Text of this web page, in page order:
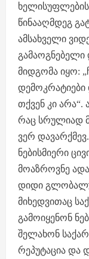
წინააღმდეგ
ამსახველი
მიდგომა იყო:
დემოკრატიები
თქვენ კი არა“.
რაც სრულიად
ვერ
ნებისმიერი
მოაზროვნე
დიდი
მიხედვითაც
გამოიყენონ
შელახონ
რეპუტაცია და